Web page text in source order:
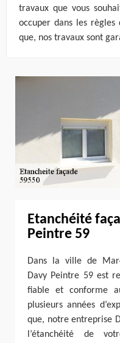
travaux que vous
occuper dans les
que, nos travaux sont
Etanchéité
Peintre 59
Dans la ville de
Davy Peintre 59 est
fiable et conforme
plusieurs années
que, notre entreprise
l’étanchéité de